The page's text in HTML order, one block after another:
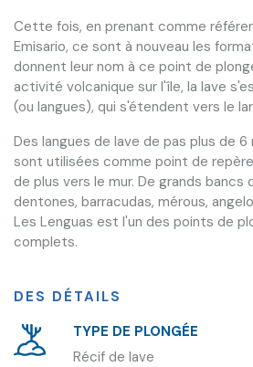
Cette fois, en prenant comme
Emisario, ce sont à nouveau les
donnent leur nom à ce point de
activité volcanique sur l'île, la lave
(ou langues), qui s'étendent vers le
Des langues de lave de pas plus de
sont utilisées comme point de
de plus vers le mur. De grands bancs
dentones, barracudas, mérous,
Les Lenguas est l'un des points de
complets.
DES DÉTAILS
TYPE DE PLONGÉE
Récif de lave